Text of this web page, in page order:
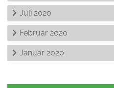
Juli 2020
Februar 2020
Januar 2020